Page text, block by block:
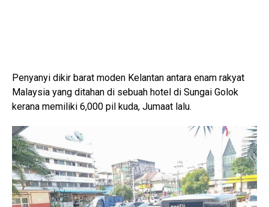
Penyanyi dikir barat moden Kelantan antara enam rakyat
Malaysia yang ditahan di sebuah hotel di Sungai Golok
kerana memiliki 6,000 pil kuda, Jumaat lalu.